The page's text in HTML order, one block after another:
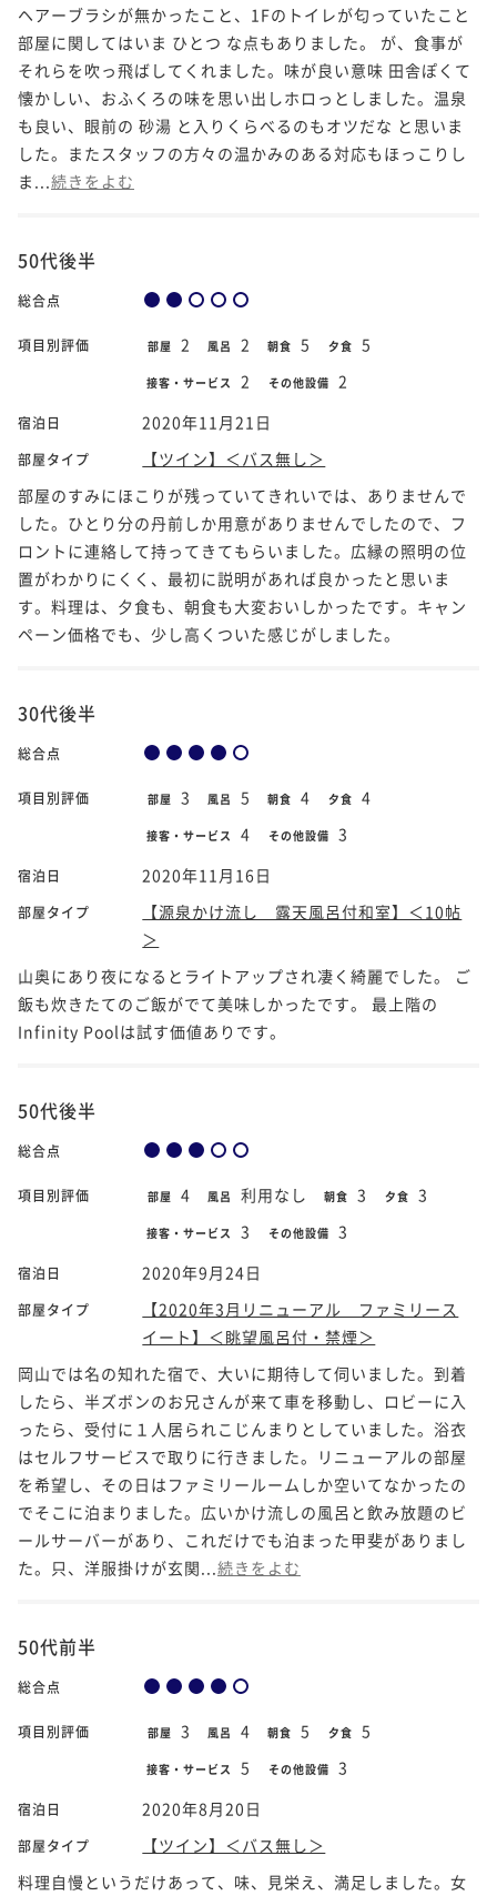
ヘアーブラシが無かったこと、1Fのトイレが匂っていたこと
部屋に関してはいま ひとつ な点もありました。 が、食事が
それらを吹っ飛ばしてくれました。味が良い意味 田舎ぽくて
懐かしい、おふくろの味を思い出しホロっとしました。温泉
も良い、眼前の 砂湯 と入りくらべるのもオツだな と思いま
した。またスタッフの方々の温かみのある対応もほっこりし
ま... 続きをよむ
50代後半
総合点
項目別評価 部屋 2 風呂 2 朝食 5 夕食 5
接客・サービス 2 その他設備 2
宿泊日 2020年11月21日
部屋タイプ
【ツイン】＜バス無し＞
部屋のすみにほこりが残っていてきれいでは、ありませんで
した。ひとり分の丹前しか用意がありませんでしたので、フ
ロントに連絡して持ってきてもらいました。広縁の照明の位
置がわかりにくく、最初に説明があれば良かったと思いま
す。料理は、夕食も、朝食も大変おいしかったです。キャン
ペーン価格でも、少し高くついた感じがしました。
30代後半
総合点
項目別評価 部屋 3 風呂 5 朝食 4 夕食 4
接客・サービス 4 その他設備 3
宿泊日 2020年11月16日
部屋タイプ
【源泉かけ流し 露天風呂付和室】＜10帖
＞
山奥にあり夜になるとライトアップされ凄く綺麗でした。 ご
飯も炊きたてのご飯がでて美味しかったです。 最上階の
Infinity Poolは試す価値ありです。
50代後半
総合点
項目別評価 部屋 4 風呂 利用なし 朝食 3 夕食 3
接客・サービス 3 その他設備 3
宿泊日 2020年9月24日
部屋タイプ
【2020年3月リニューアル ファミリース
イート】＜眺望風呂付・禁煙＞
岡山では名の知れた宿で、大いに期待して伺いました。到着
したら、半ズボンのお兄さんが来て車を移動し、ロビーに入
ったら、受付に１人居られこじんまりとしていました。浴衣
はセルフサービスで取りに行きました。リニューアルの部屋
を希望し、その日はファミリールームしか空いてなかったの
でそこに泊まりました。広いかけ流しの風呂と飲み放題のビ
ールサーバーがあり、これだけでも泊まった甲斐がありまし
た。只、洋服掛けが玄関... 続きをよむ
50代前半
総合点
項目別評価 部屋 3 風呂 4 朝食 5 夕食 5
接客・サービス 5 その他設備 3
宿泊日 2020年8月20日
部屋タイプ
【ツイン】＜バス無し＞
料理自慢というだけあって、味、見栄え、満足しました。女